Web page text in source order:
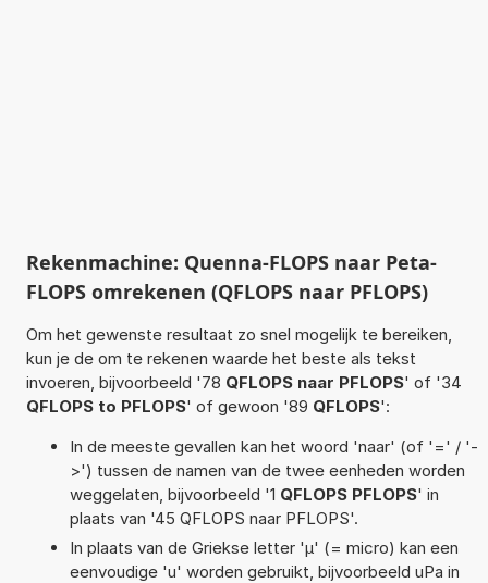
Rekenmachine: Quenna-FLOPS naar Peta-
FLOPS omrekenen (QFLOPS naar PFLOPS)
Om het gewenste resultaat zo snel mogelijk te bereiken,
kun je de om te rekenen waarde het beste als tekst
invoeren, bijvoorbeeld '78 QFLOPS naar PFLOPS' of '34
QFLOPS to PFLOPS' of gewoon '89 QFLOPS':
In de meeste gevallen kan het woord 'naar' (of '=' / '-
>') tussen de namen van de twee eenheden worden
weggelaten, bijvoorbeeld '1 QFLOPS PFLOPS' in
plaats van '45 QFLOPS naar PFLOPS'.
In plaats van de Griekse letter 'µ' (= micro) kan een
eenvoudige 'u' worden gebruikt, bijvoorbeeld uPa in